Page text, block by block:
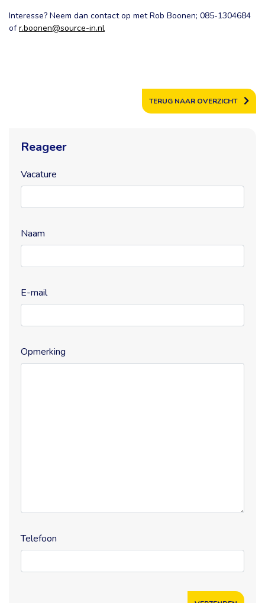
Interesse? Neem dan contact op met Rob Boonen; 085-1304684
ofr.boonen@source-in.nl
TERUG NAAR OVERZICHT
Reageer
Vacature
Naam
E-mail
Opmerking
Telefoon